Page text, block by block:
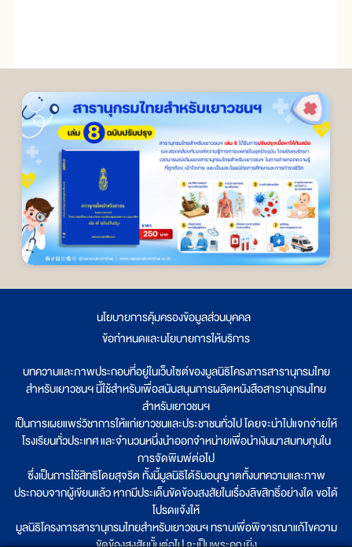
นโยบายการคุ้มครองข้อมูลส่วนบุคคล
ข้อกำหนดและนโยบายการให้บริการ
บทความและภาพประกอบที่อยู่ในเว็บไซต์ของมูลนิธิโครงการสารานุกรมไทย
สำหรับเยาวชนฯ นี้ใช้สำหรับเพื่อสนับสนุนการผลิตหนังสือสารานุกรมไทย
สำหรับเยาวชนฯ
เป็นการเผยแพร่วิชาการให้แก่เยาวชนและประชาชนทั่วไป โดยจะนำไปแจกจ่ายให้
โรงเรียนทั่วประเทศ และจำนวนหนึ่งนำออกจำหน่ายเพื่อนำเงินมาสมทบทุนใน
การจัดพิมพ์ต่อไป
ซึ่งเป็นการใช้สิทธิโดยสุจริต ทั้งนี้มูลนิธิได้รับอนุญาตทั้งบทความและภาพ
ประกอบจากผู้เขียนแล้ว หากมีประเด็นขัดข้องสงสัยในเรื่องลิขสิทธิ์อย่างใด ขอได้
โปรดแจ้งให้
มูลนิธิโครงการสารานุกรมไทยสำหรับเยาวชนฯ ทราบเพื่อพิจารณาแก้ไขความ